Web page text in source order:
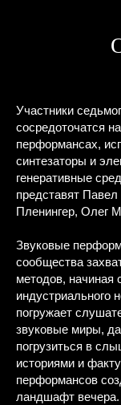
Участники
сосредоточатся
перформансах,
синтезаторы и
генеративные
представят
Пленингер, Олег
Звуковые
сообщества
методов, начиная
индустриального
погружает
звуковые миры,
погрузиться в
историями и
перформансов
ландшафт вечера.